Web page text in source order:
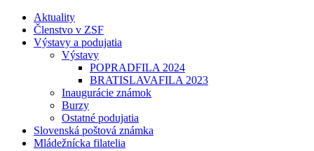
Aktuality
Členstvo v ZSF
Výstavy a podujatia
Výstavy
POPRADFILA 2024
BRATISLAVAFILA 2023
Inaugurácie známok
Burzy
Ostatné podujatia
Slovenská poštová známka
Mládežnícka filatelia